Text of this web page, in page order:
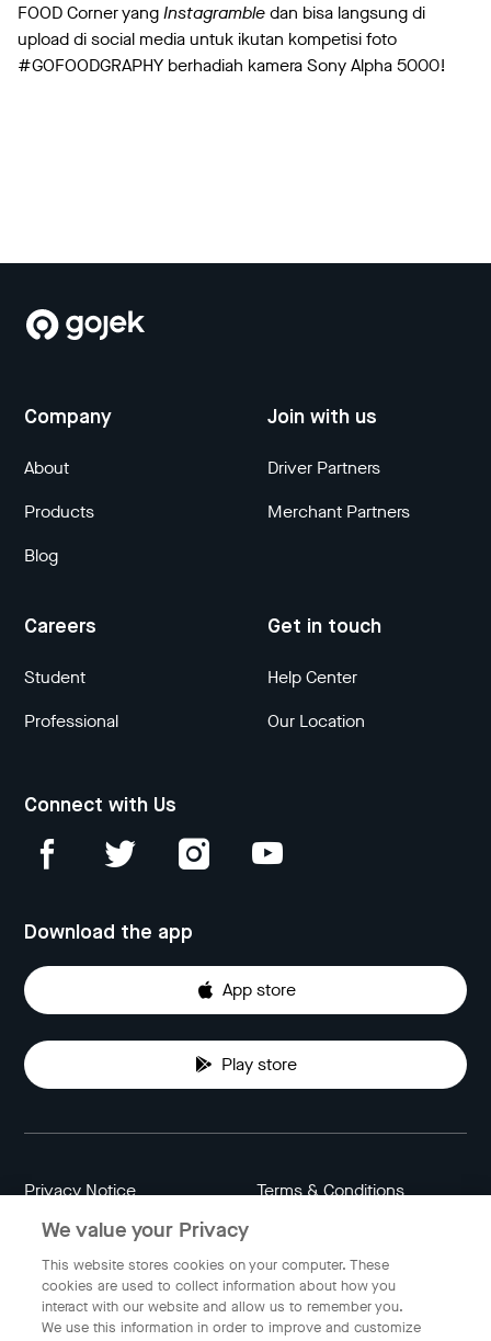
FOOD Corner yangInstagrambledan bisa langsung di
upload di social media untuk ikutan kompetisi foto
#GOFOODGRAPHY berhadiah kamera Sony Alpha 5000!
Company
About
Products
Blog
Join with us
Driver Partners
Merchant Partners
Careers
Student
Professional
Get in touch
Help Center
Our Location
Connect with Us
Download the app
App store
Play store
Privacy Notice Terms & Conditions
Data Attribution
Indonesia
We value your Privacy
This website stores cookies on your computer. These
cookies are used to collect information about how you
interact with our website and allow us to remember you.
We use this information in order to improve and customize